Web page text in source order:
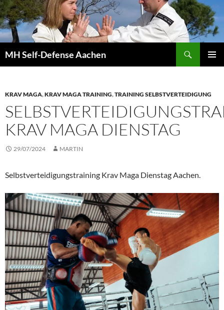
Zum
Inhalt
springen
MH Self-Defense Aachen
KRAV MAGA,KRAV MAGA TRAINING,TRAINING SELBSTVERTEIDIGUNG
KRAV MAGA DIENSTAG
29/07/2024 MARTIN
Selbstverteidigungstraining Krav Maga Dienstag Aachen.